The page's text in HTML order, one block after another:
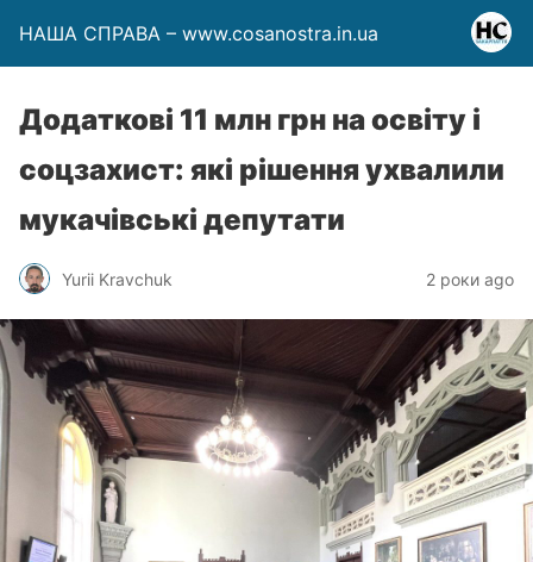
НАША СПРАВА – www.cosanostra.in.ua
Додаткові 11 млн грн на освіту і
соцзахист: які рішення ухвалили
мукачівські депутати
Yurii Kravchuk 2 роки ago